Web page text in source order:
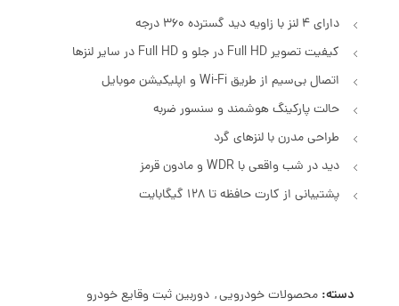
دارای ۴ لنز با زاویه دید گسترده ۳۶۰ درجه
کیفیت تصویر Full HD در جلو و Full HD در سایر لنزها
اتصال بی‌سیم از طریق Wi-Fi و اپلیکیشن موبایل
حالت پارکینگ هوشمند و سنسور ضربه
طراحی مدرن با لنزهای گرد
دید در شب واقعی با WDR و مادون قرمز
پشتیبانی از کارت حافظه تا 128 گیگابایت
دسته: محصولات خودرویی, دوربین ثبت وقایع خودرو